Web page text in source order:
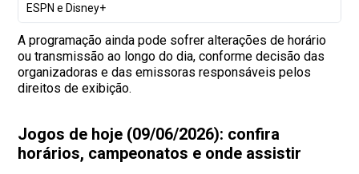
ESPN e Disney+
A programação ainda pode sofrer alterações de horário
ou transmissão ao longo do dia, conforme decisão das
organizadoras e das emissoras responsáveis pelos
direitos de exibição.
Jogos de hoje (09/06/2026): confira
horários, campeonatos e onde assistir